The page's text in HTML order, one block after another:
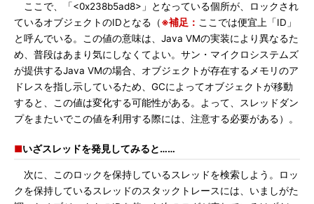
ここで、「<0x238b5ad8>」となっている個所が、ロックされ
ているオブジェクトのIDとなる（※補足： ここでは便宜上「ID」
と呼んでいる。この値の意味は、Java VMの実装により異なるた
め、普段はあまり気にしなくてよい。サン・マイクロシステムズ
が提供するJava VMの場合、オブジェクトが存在するメモリのア
ドレスを指し示しているため、GCによってオブジェクトが移動
すると、この値は変化する可能性がある。よって、スレッドダン
プをまたいでこの値を利用する際には、注意する必要がある）。
■いざスレッドを発見してみると……
次に、このロックを保持しているスレッドを検索しよう。ロッ
クを保持しているスレッドのスタックトレースには、いましがた